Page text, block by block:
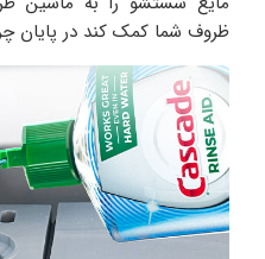
ظروف شما کمک کند در پایان